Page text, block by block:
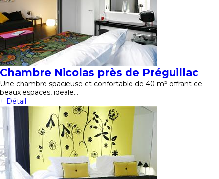
Chambre Nicolas près de Préguillac
Une chambre spacieuse et confortable de 40 m² offrant de
beaux espaces, idéale…
+ Détail